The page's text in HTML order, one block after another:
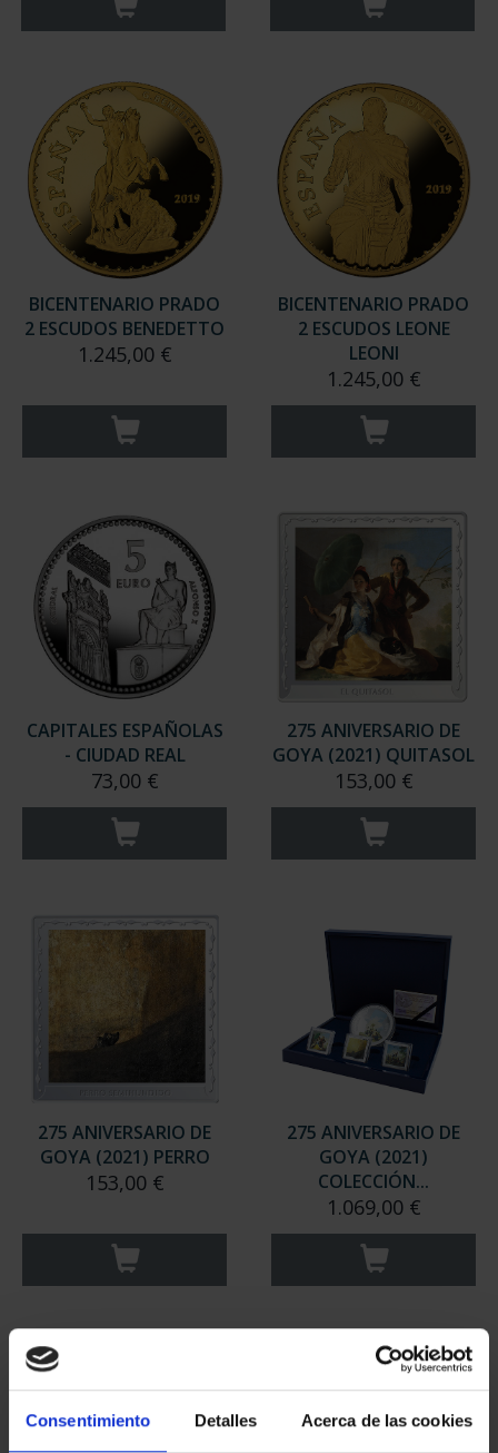
Consentimiento Detalles Acerca de las cookies
BICENTENARIO PRADO
2 ESCUDOS BENEDETTO
1.245,00 €
BICENTENARIO PRADO
2 ESCUDOS LEONE
LEONI
1.245,00 €
CAPITALES ESPAÑOLAS
- CIUDAD REAL
73,00 €
275 ANIVERSARIO DE
GOYA (2021) QUITASOL
153,00 €
275 ANIVERSARIO DE
GOYA (2021) PERRO
153,00 €
275 ANIVERSARIO DE
GOYA (2021)
COLECCIÓN...
1.069,00 €